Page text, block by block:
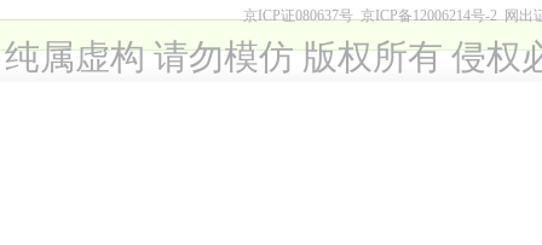
京ICP证080637号 京ICP备12006214号-2 网出
纯属虚构 请勿模仿 版权所有 侵权